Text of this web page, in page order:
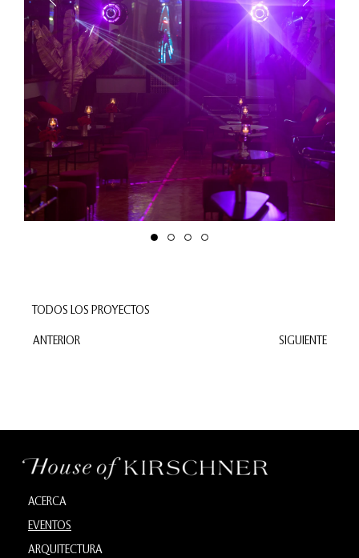
TODOS LOS PROYECTOS
SIGUIENTE
ANTERIOR
ACERCA
EVENTOS
ARQUITECTURA